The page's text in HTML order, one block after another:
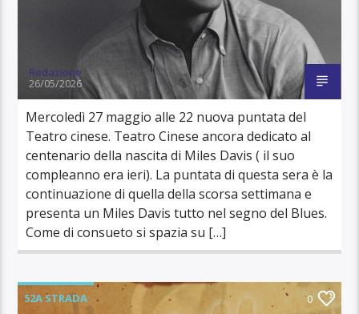
Redazione
26/05/2026
Mercoledì 27 maggio alle 22 nuova puntata del
Teatro cinese. Teatro Cinese ancora dedicato al
centenario della nascita di Miles Davis ( il suo
compleanno era ieri). La puntata di questa sera è la
continuazione di quella della scorsa settimana e
presenta un Miles Davis tutto nel segno del Blues.
Come di consueto si spazia su […]
52A STRADA 0